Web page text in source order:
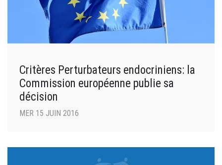
Critères Perturbateurs endocriniens: la
Commission européenne publie sa
décision
MER 15 JUIN 2016